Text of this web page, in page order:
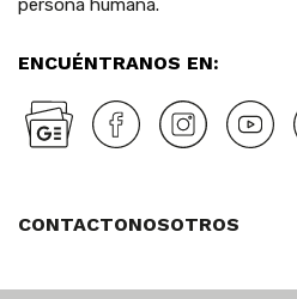
ENCUÉNTRANOS EN:
CONTACTONOSOTROS